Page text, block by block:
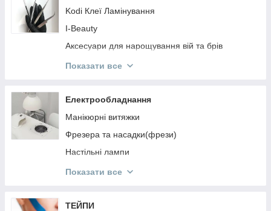
Kodi Клеї Ламінування
I-Beauty
Аксесуари для нарощування вій та брів
ReflectoCil
Levissime
ZOLA
Кисті для брів
Пінцети, ножнички для брів та аксесуари
NIKK MOLE
SCULPTOR
Показати все
Електрообладнання
Манікюрні витяжки
Фрезера та насадки(фрези)
Настільні лампи
Перукарське Електрообладнання
Обладнання для дезінфекції та стерилізації
Показати все
ТЕЙПИ